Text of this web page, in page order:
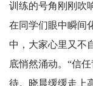
训练的号角刚刚吹
在同学们眼中瞬间
中，大家心里又不
底悄然涌动。“信
待。晓晨缓缓走上